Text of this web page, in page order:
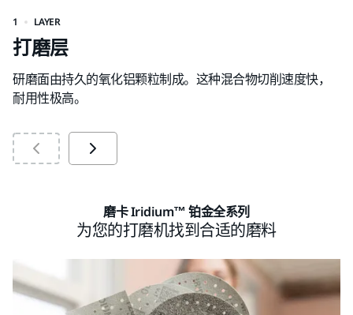
1 LAYER
打磨层
研磨面由持久的氧化铝颗粒制成。这种混合物切削速度快，
耐用性极高。
磨卡 Iridium™ 铂金全系列
为您的打磨机找到合适的磨料